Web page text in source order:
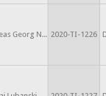
Georg N... 2020-TI-1226